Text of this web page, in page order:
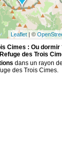
Leaflet | ©
Cimes : Ou dormir
Refuge des Trois
dans un rayon
des Trois Cimes.